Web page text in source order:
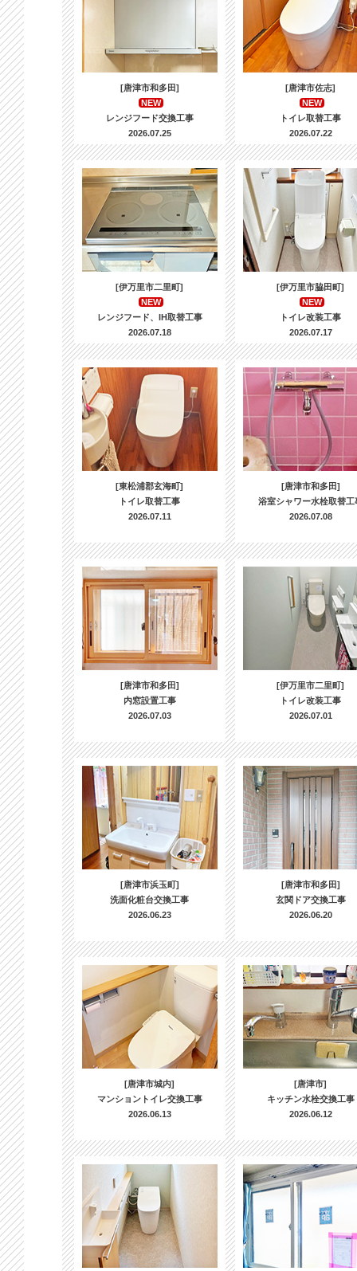
[唐津市和多田]
NEW
レンジフード交換工事
2026.07.25
[唐津市佐志]
NEW
トイレ取替工事
2026.07.22
[伊万里市二里町]
NEW
レンジフード、IH取替工事
2026.07.18
[伊万里市脇田町]
NEW
トイレ改装工事
2026.07.17
[東松浦郡玄海町]
トイレ取替工事
2026.07.11
[唐津市和多田]
浴室シャワー水栓取替工
2026.07.08
[唐津市和多田]
内窓設置工事
2026.07.03
[伊万里市二里町]
トイレ改装工事
2026.07.01
[唐津市浜玉町]
洗面化粧台交換工事
2026.06.23
[唐津市和多田]
玄関ドア交換工事
2026.06.20
[唐津市城内]
マンショントイレ交換工事
2026.06.13
[唐津市]
キッチン水栓交換工事
2026.06.12